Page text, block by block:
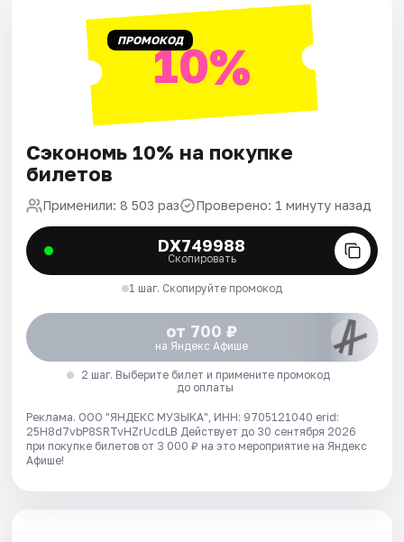
ПРОМОКОД10%
Сэкономь 10% на покупке
билетов
Применили: 8 503 раз Проверено: 1 минуту назад
DX749988
Скопировать
1 шаг. Скопируйте промокод
от 700 ₽
на Яндекс Афише
2 шаг. Выберите билет и примените промокод
до оплаты
Реклама. ООО "ЯНДЕКС МУЗЫКА", ИНН: 9705121040 erid:
25H8d7vbP8SRTvHZrUcdLB Действует до 30 сентября 2026
при покупке билетов от 3 000 ₽ на это мероприятие на Яндекс
Афише!